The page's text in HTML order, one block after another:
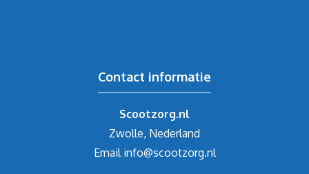
Contact informatie
Scootzorg.nl
Zwolle, Nederland
Email info@scootzorg.nl